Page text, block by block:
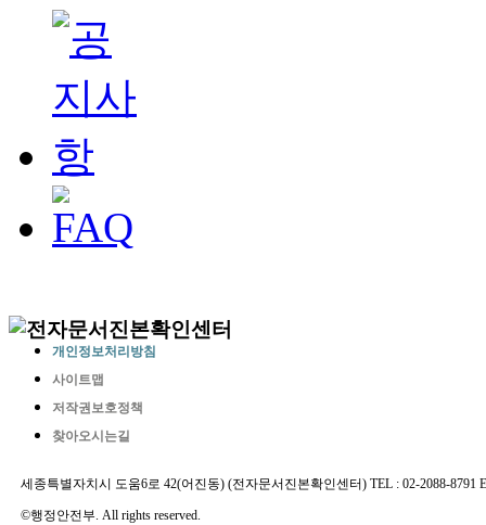
개인정보처리방침
사이트맵
저작권보호정책
찾아오시는길
세종특별자치시 도움6로 42(어진동) (전자문서진본확인센터) TEL : 02-2088-8791
©행정안전부. All rights reserved.